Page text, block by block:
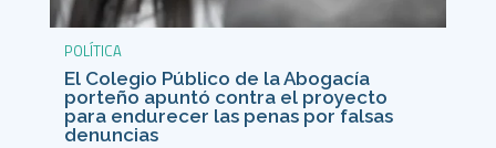
POLÍTICA
El Colegio Público de la Abogacía
porteño apuntó contra el proyecto
para endurecer las penas por falsas
denuncias